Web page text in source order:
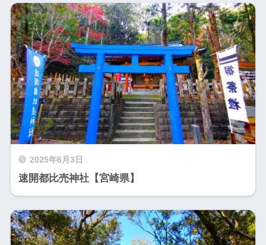
2025年6月3日
速開都比売神社【宮崎県】